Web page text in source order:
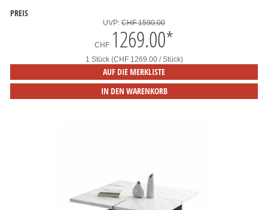
PREIS
UVP: CHF 1590.00
CHF 1269.00*
1 Stück (CHF 1269.00 / Stück)
AUF DIE MERKLISTE
IN DEN WARENKORB